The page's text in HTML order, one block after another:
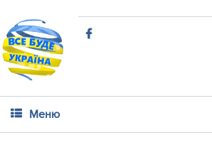
Меню